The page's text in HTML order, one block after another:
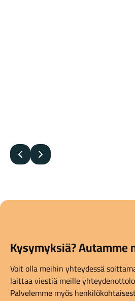
Edellinen
Seuraava
Kysymyksiä? Autamme
Voit olla meihin yhteydessä
laittaa viestiä meille
Palvelemme myös